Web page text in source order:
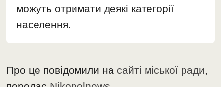
можуть отримати деякі категорії
населення.
Про це повідомили на сайті міської ради,